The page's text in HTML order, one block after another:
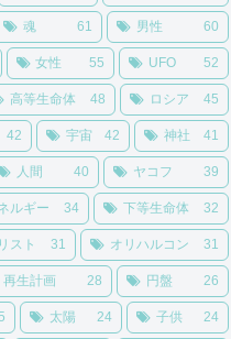
魂 61 男性 60
女性 55 UFO 52
高等生命体 48 ロシア 45
42 宇宙 42 神社 41
人間 40 ヤコフ 39
ルギー 34 下等生命体 32
スト 31 オリハルコン 31
再生計画 28 円盤 26
太陽 24 子供 24